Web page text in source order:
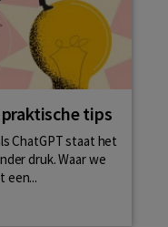
tips
ChatGPT staat het
druk. Waar we
een...